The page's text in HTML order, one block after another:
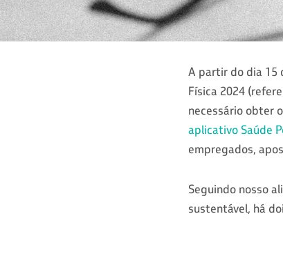
A partir do dia 15
Física 2024
necessário obter
aplicativo Saúde
empregados,
Seguindo nosso
sustentável, há